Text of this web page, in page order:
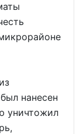
нанесен
уничтожил